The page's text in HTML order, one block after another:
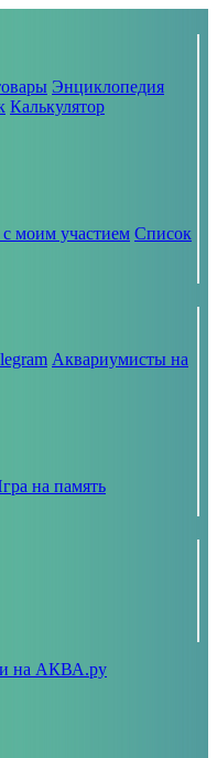
Энциклопедия
Калькулятор
моим участием Список
Аквариумисты на
на память